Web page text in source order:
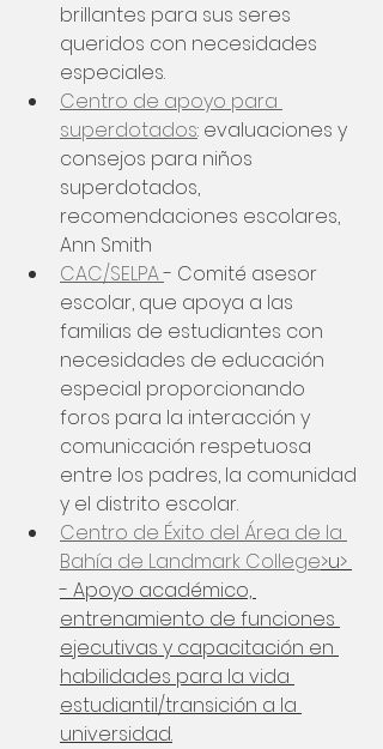
brillantes para sus seres
queridos con necesidades
especiales.
Centro de apoyo para
superdotados: evaluaciones y
consejos para niños
superdotados,
recomendaciones escolares,
Ann Smith
CAC/SELPA - Comité asesor
escolar, que apoya a las
familias de estudiantes con
necesidades de educación
especial proporcionando
foros para la interacción y
comunicación respetuosa
entre los padres, la comunidad
y el distrito escolar.
Centro de Éxito del Área de la
Bahía de Landmark College>u>
- Apoyo académico,
entrenamiento de funciones
ejecutivas y capacitación en
habilidades para la vida
estudiantil/transición a la
universidad.